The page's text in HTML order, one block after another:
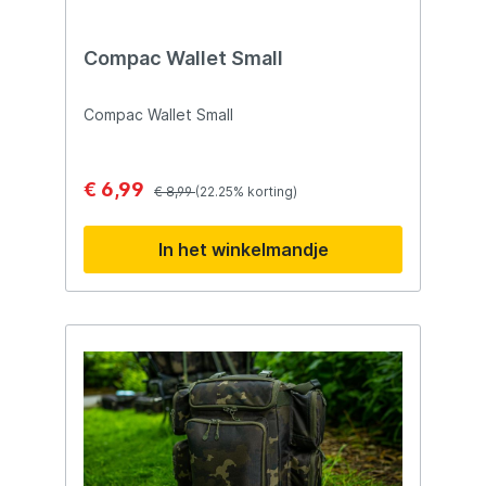
Compac Wallet Small
Compac Wallet Small
€ 6,99 € 8,99(22.25% korting)
In het winkelmandje